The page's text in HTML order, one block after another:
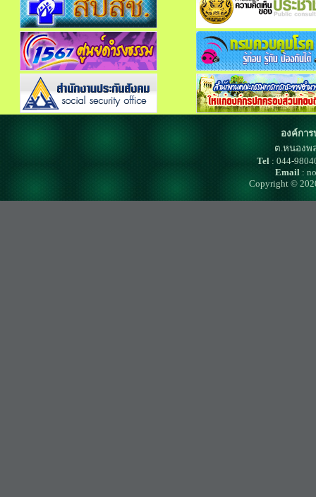
องค์กา
ต.หนองพ
Tel: 044-
Email :
Copyright ©